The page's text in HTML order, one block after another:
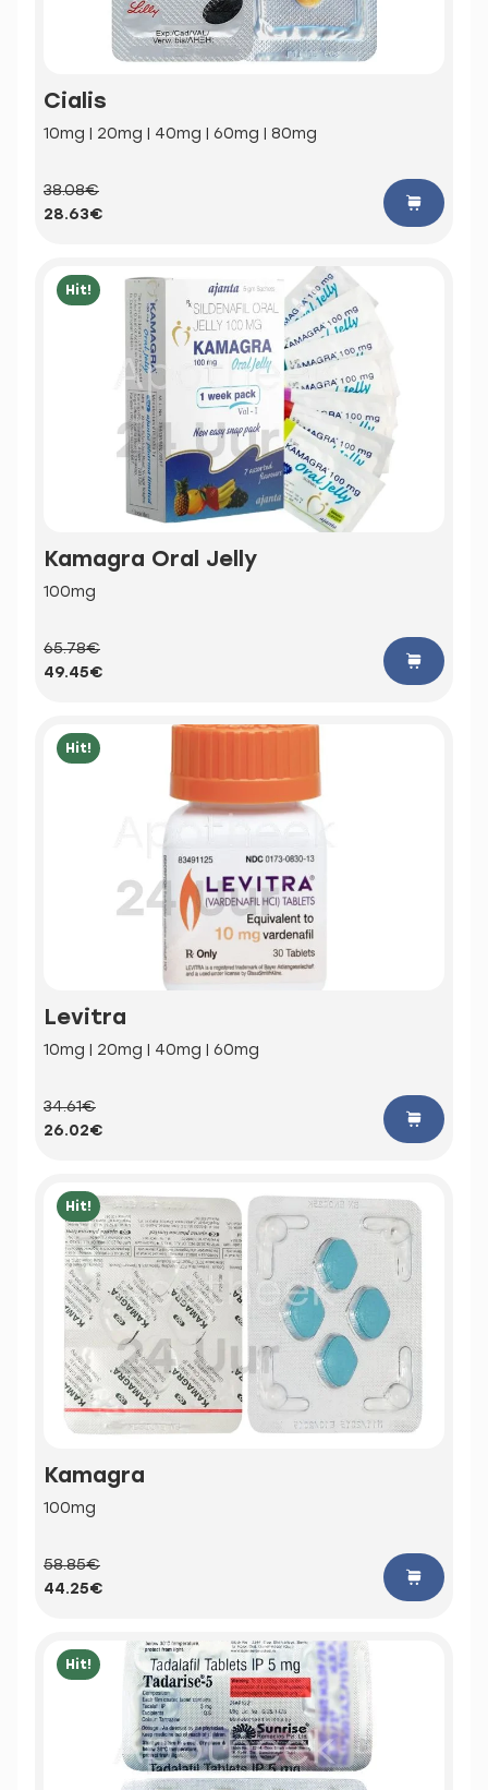
Cialis
10mg | 20mg | 40mg | 60mg | 80mg
38.08€
28.63€
Hit!
Kamagra Oral Jelly
100mg
65.78€
49.45€
Hit!
Levitra
10mg | 20mg | 40mg | 60mg
34.61€
26.02€
Hit!
Kamagra
100mg
58.85€
44.25€
Hit!